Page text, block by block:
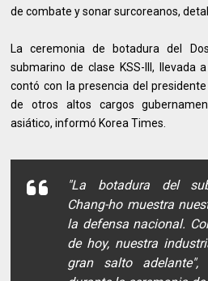
de combate y sonar surcoreanos,
La ceremonia de botadura del
submarino de clase KSS-III, llevada
contó con la presencia del
de otros altos cargos
asiático, informó Korea Times.
"La botadura del
Chang-ho muestra
la defensa nacional.
de hoy, nuestra
gran salto